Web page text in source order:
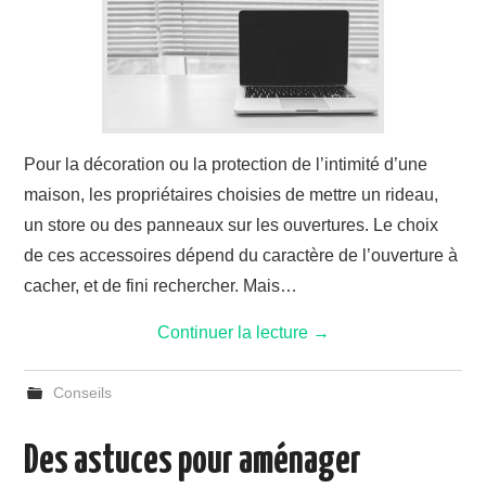
Pour la décoration ou la protection de l’intimité d’une
maison, les propriétaires choisies de mettre un rideau,
un store ou des panneaux sur les ouvertures. Le choix
de ces accessoires dépend du caractère de l’ouverture à
cacher, et de fini rechercher. Mais…
Continuer la lecture →
Conseils
Des astuces pour aménager